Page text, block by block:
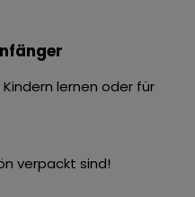
lernen oder für
verpackt sind!